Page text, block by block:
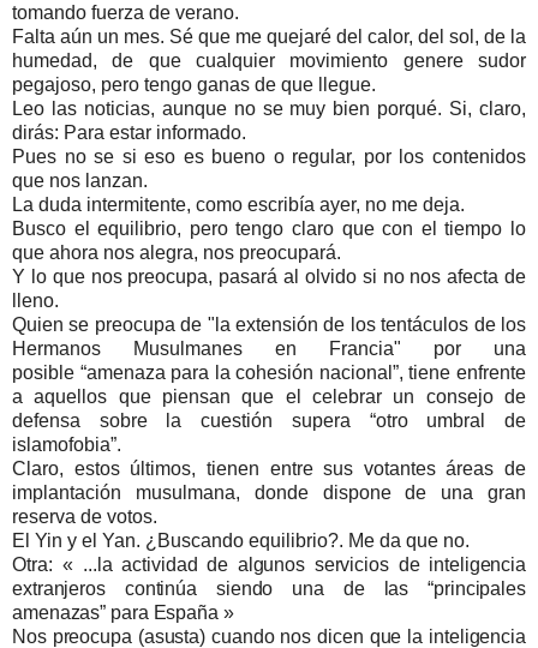
tomando fuerza de verano.
Falta aún un mes. Sé que me quejaré del calor, del sol, de la
humedad, de que cualquier movimiento genere sudor
pegajoso, pero tengo ganas de que llegue.
Leo las noticias, aunque no se muy bien porqué. Si, claro,
dirás: Para estar informado.
Pues no se si eso es bueno o regular, por los contenidos
que nos lanzan.
La duda intermitente, como escribía ayer, no me deja.
Busco el equilibrio, pero tengo claro que con el tiempo lo
que ahora nos alegra, nos preocupará.
Y lo que nos preocupa, pasará al olvido si no nos afecta de
lleno.
Quien se preocupa de "la extensión de los tentáculos de los
Hermanos Musulmanes en Francia" por una
posible “amenaza para la cohesión nacional”, tiene enfrente
a aquellos que piensan que el celebrar un consejo de
defensa sobre la cuestión supera “otro umbral de
islamofobia”.
Claro, estos últimos, tienen entre sus votantes áreas de
implantación musulmana, donde dispone de una gran
reserva de votos.
El Yin y el Yan. ¿Buscando equilibrio?. Me da que no.
Otra: « ... la actividad de algunos servicios de inteligencia
extranjeros continúa siendo una de las “principales
amenazas” para España »
Nos preocupa (asusta) cuando nos dicen que la inteligencia